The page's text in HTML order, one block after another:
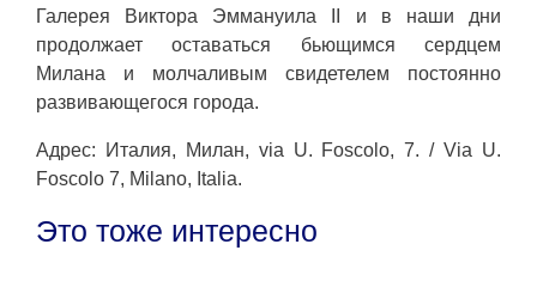
Галерея Виктора Эммануила II и в наши дни
продолжает оставаться бьющимся сердцем
Милана и молчаливым свидетелем постоянно
развивающегося города.
Адрес: Италия, Милан, via U. Foscolo, 7. / Via U.
Foscolo 7, Milano, Italia.
Это тоже интересно